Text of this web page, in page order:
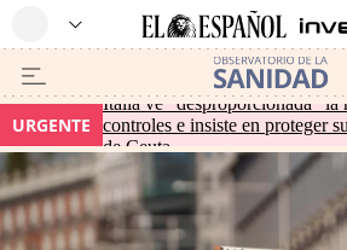
URGENTE
Italia ve "desproporcionada" la
controles e insiste en proteger
de Ceuta